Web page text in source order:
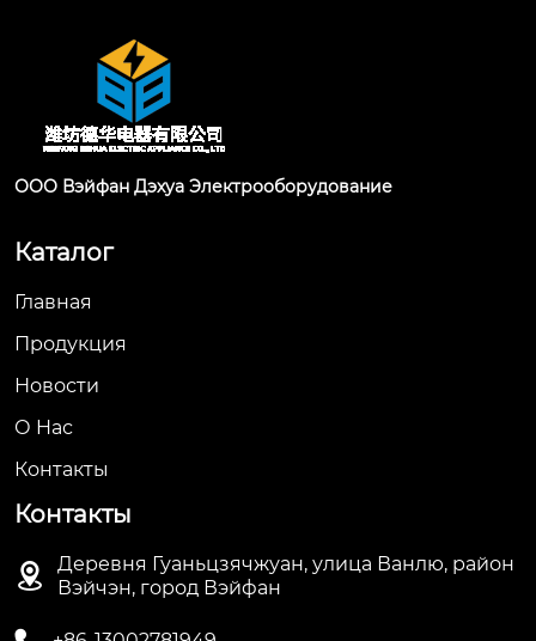
ООО Вэйфан Дэхуа Электрооборудование
Каталог
Главная
Продукция
Новости
О Hас
Контакты
Контакты

Деревня Гуаньцзячжуан, улица Ванлю, район
Вэйчэн, город Вэйфан